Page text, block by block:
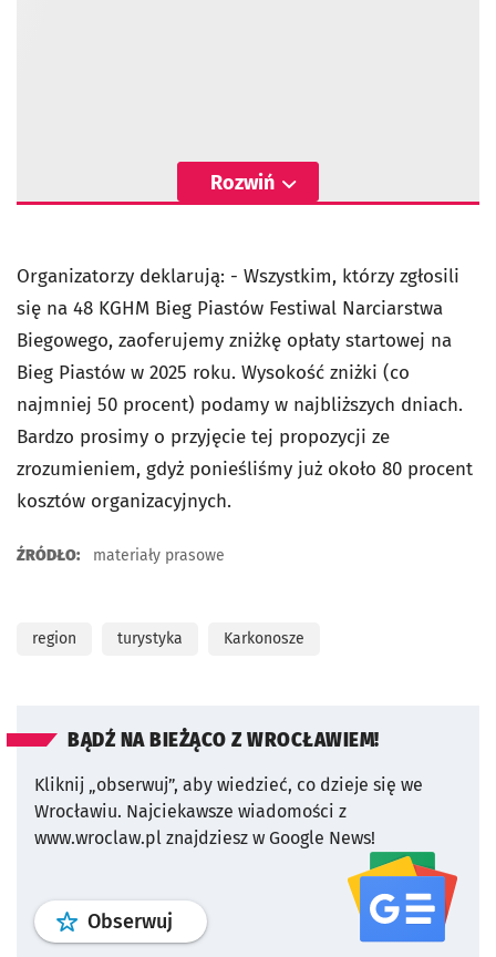
Rozwiń
Organizatorzy deklarują: - Wszystkim, którzy zgłosili
się na 48 KGHM Bieg Piastów Festiwal Narciarstwa
Biegowego, zaoferujemy zniżkę opłaty startowej na
Bieg Piastów w 2025 roku. Wysokość zniżki (co
najmniej 50 procent) podamy w najbliższych dniach.
Bardzo prosimy o przyjęcie tej propozycji ze
zrozumieniem, gdyż ponieśliśmy już około 80 procent
kosztów organizacyjnych.
ŹRÓDŁO: materiały prasowe
region turystyka Karkonosze
BĄDŹ NA BIEŻĄCO Z WROCŁAWIEM!
Kliknij „obserwuj”, aby wiedzieć, co dzieje się we
Wrocławiu. Najciekawsze wiadomości z
www.wroclaw.pl znajdziesz w Google News!
Obserwuj profil serwisu